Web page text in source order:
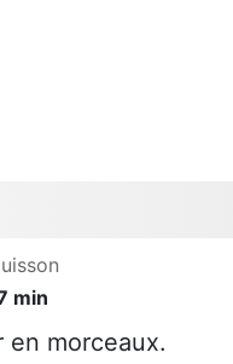
min
en morceaux.